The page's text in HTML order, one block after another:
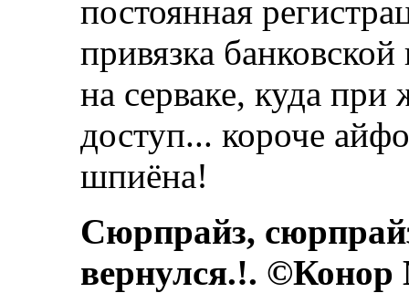
постоянная
привязка
на серваке, куда
доступ... короче
шпиёна!
Сюрпрайз,
вернулся.!.